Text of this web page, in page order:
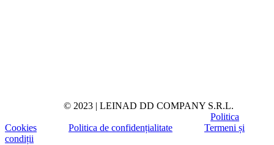
© 2023 | LEINAD DD COMPANY S.R.L.
Politica
Cookies
Politica de confidențialitate
Termeni și
condiții